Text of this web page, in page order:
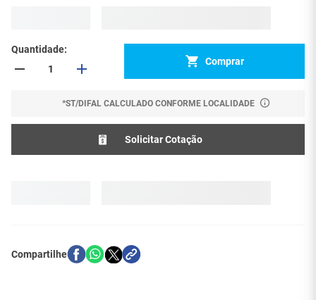
Quantidade
Comprar
*ST/DIFAL CALCULADO CONFORME LOCALIDADE
Solicitar Cotação